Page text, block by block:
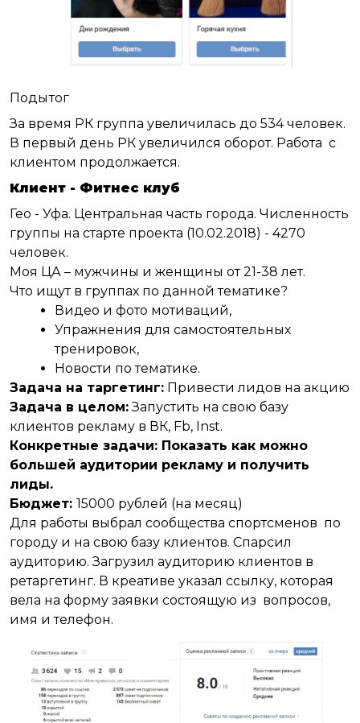
Подытог
За время РК группа увеличилась до 534 человек.
В первый день РК увеличился оборот. Работа с
клиентом продолжается.
Клиент - Фитнес клуб
Гео - Уфа. Центральная часть города. Численность
группы на старте проекта (10.02.2018) - 4270
человек.
Моя ЦА – мужчины и женщины от 21-38 лет.
Что ищут в группах по данной тематике?
Видео и фото мотиваций,
Упражнения для самостоятельных
тренировок,
Новости по тематике.
Задача на таргетинг: Привести лидов на акцию
Задача в целом:Запустить на свою базу
клиентов рекламу в ВК, Fb, Inst.
Конкретные задачи: Показать как можно
большей аудитории рекламу и получить
лиды.
Бюджет: 15000 рублей (на месяц)
Для работы выбрал сообщества спортсменов по
городу и на свою базу клиентов. Спарсил
аудиторию. Загрузил аудиторию клиентов в
ретаргетинг. В креативе указал ссылку, которая
вела на форму заявки состоящую из вопросов,
имя и телефон.